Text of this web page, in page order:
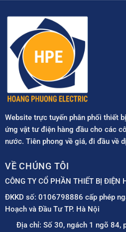
Website trực tuyến phân phối thiết
ứng vật tư điện hàng đầu cho các
nước. Tiên phong về giá, đi đầu về
VỀ CHÚNG TÔI
CÔNG TY CỔ PHẦN THIẾT BỊ ĐIỆN
ĐKKD số: 0106798886 cấp phép
Hoạch và Đầu Tư TP. Hà Nội
Địa chỉ: Số 30, ngách 1 ngõ 84,